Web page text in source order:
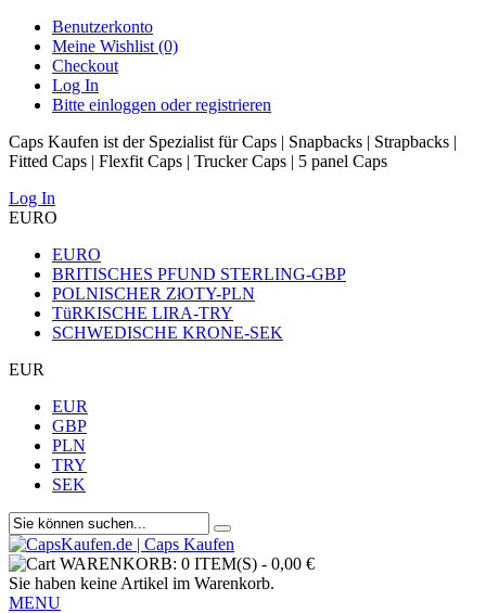
Benutzerkonto
Meine Wishlist (0)
Checkout
Log In
Bitte einloggen oder registrieren
Caps Kaufen ist der Spezialist für Caps | Snapbacks | Strapbacks |
Fitted Caps | Flexfit Caps | Trucker Caps | 5 panel Caps
Log In
EURO
EURO
BRITISCHES PFUND STERLING-GBP
POLNISCHER ZłOTY-PLN
TüRKISCHE LIRA-TRY
SCHWEDISCHE KRONE-SEK
EUR
EUR
GBP
PLN
TRY
SEK
WARENKORB: 0 ITEM(S) - 0,00 €
Sie haben keine Artikel im Warenkorb.
MENU